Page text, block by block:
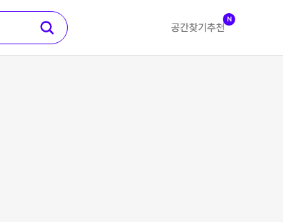
공간찾기 추천
N